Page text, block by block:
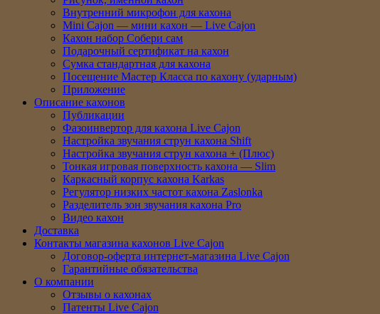
Внутренний микрофон для кахона
Mini Cajon — мини кахон — Live Cajon
Кахон набор Собери сам
Подарочный сертификат на кахон
Сумка стандартная для кахона
Посещение Мастер Класса по кахону (ударным)
Приложение
Описание кахонов
Публикации
Фазоинвертор для кахона Live Cajon
Настройка звучания струн кахона Shift
Настройка звучания струн кахона + (Плюс)
Тонкая игровая поверхность кахона — Slim
Каркасный корпус кахона Karkas
Регулятор низких частот кахона Zaslonka
Разделитель зон звучания кахона Pro
Видео кахон
Доставка
Контакты магазина кахонов Live Cajon
Договор-оферта интернет-магазина Live Cajon
Гарантийные обязательства
О компании
Отзывы о кахонах
Патенты Live Cajon